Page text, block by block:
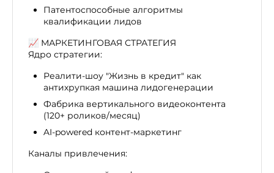
Патентоспособные алгоритмы
квалификации лидов
📈 МАРКЕТИНГОВАЯ СТРАТЕГИЯ
Ядро стратегии:
Реалити-шоу "Жизнь в кредит" как
антихрупкая машина лидогенерации
Фабрика вертикального видеоконтента
(120+ роликов/месяц)
AI-powered контент-маркетинг
Каналы привлечения: